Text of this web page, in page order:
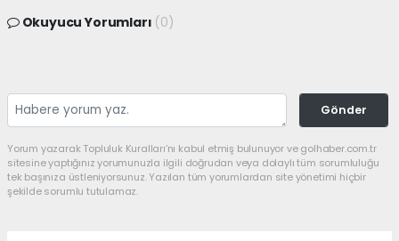
Okuyucu Yorumları (0)
Gönder
Yorum yazarak Topluluk Kuralları’nı kabul etmiş bulunuyor ve golhaber.com.tr
sitesine yaptığınız yorumunuzla ilgili doğrudan veya dolaylı tüm sorumluluğu
tek başınıza üstleniyorsunuz. Yazılan tüm yorumlardan site yönetimi hiçbir
şekilde sorumlu tutulamaz.